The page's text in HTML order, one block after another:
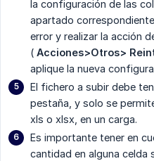
la configuración de las
apartado
error y realizar la acción
( Acciones>Otros>
aplique la nueva
El fichero a subir debe
pestaña, y solo se
xls o xlsx, en un carga.
Es importante tener en
cantidad en alguna celda